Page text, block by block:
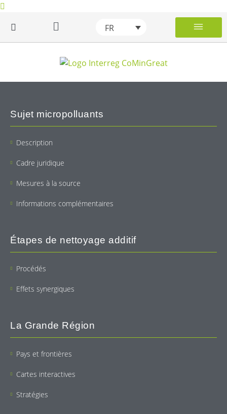
FR
Sujet micropolluants
Description
Cadre juridique
Mesures à la source
Informations complémentaires
Étapes de nettoyage additif
Procédés
Effets synergiques
La Grande Région
Pays et frontières
Cartes interactives
Stratégies